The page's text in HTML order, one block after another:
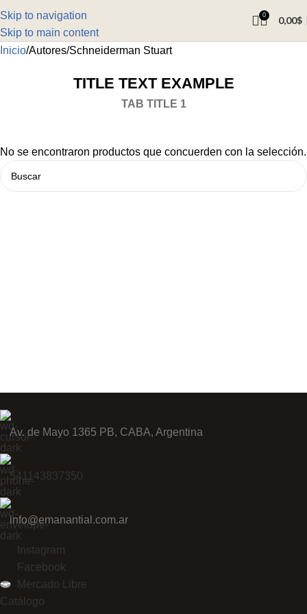
Skip to navigation
Skip to main content
0 0,00$
Inicio Autores Schneiderman Stuart
TITLE TEXT EXAMPLE
TAB TITLE 1
No se encontraron productos que concuerden con la selección.
Av. de Mayo 1365 PB, CABA, Argentina
541143837350
info@emanantial.com.ar
Instagram
Facebook
Mercado Libre
Catálogo